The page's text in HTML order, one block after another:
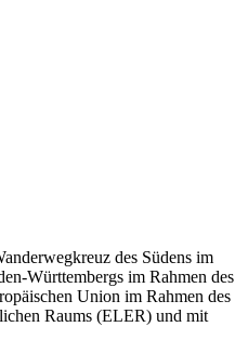
des Südens im
Württembergs im Rahmen des
Union im Rahmen des
Raums (ELER) und mit